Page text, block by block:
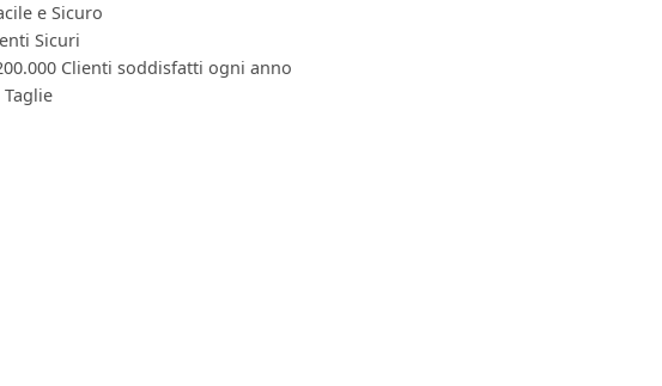
e Sicuro
Sicuri
Clienti soddisfatti ogni anno
Taglie